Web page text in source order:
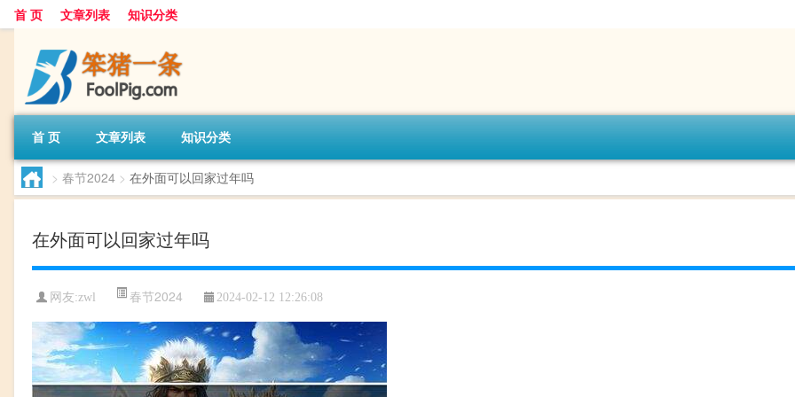
首 页 文章列表 知识分类
首 页 文章列表 知识分类
> 春节2024 > 在外面可以回家过年吗
在外面可以回家过年吗
网友:zwl 春节2024 2024-02-12 12:26:08